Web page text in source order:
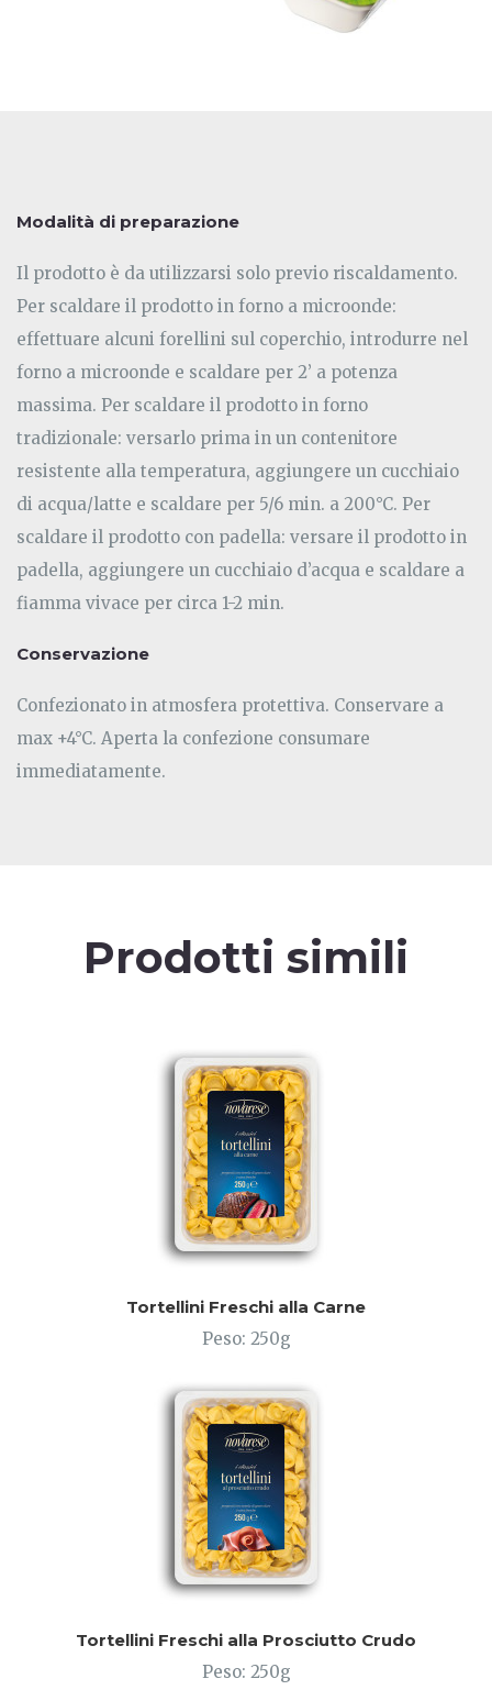
Modalità di preparazione
Il prodotto è da utilizzarsi solo previo riscaldamento.
Per scaldare il prodotto in forno a microonde:
effettuare alcuni forellini sul coperchio, introdurre nel
forno a microonde e scaldare per 2’ a potenza
massima. Per scaldare il prodotto in forno
tradizionale: versarlo prima in un contenitore
resistente alla temperatura, aggiungere un cucchiaio
di acqua/latte e scaldare per 5/6 min. a 200°C. Per
scaldare il prodotto con padella: versare il prodotto in
padella, aggiungere un cucchiaio d’acqua e scaldare a
fiamma vivace per circa 1-2 min.
Conservazione
Confezionato in atmosfera protettiva. Conservare a
max +4°C. Aperta la confezione consumare
immediatamente.
Prodotti simili
Tortellini Freschi alla Carne
Peso: 250g
Tortellini Freschi alla Prosciutto Crudo
Peso: 250g